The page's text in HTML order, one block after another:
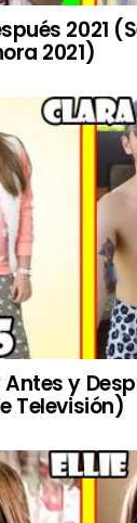
2021
2021)
y
Televisión)